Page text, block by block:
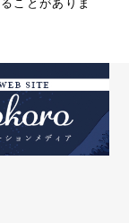
ことがありま